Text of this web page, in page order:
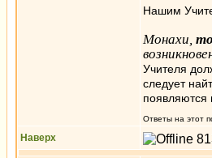
Нашим
Монахи,
Учителя
следует
Ответы на этот
Наверх